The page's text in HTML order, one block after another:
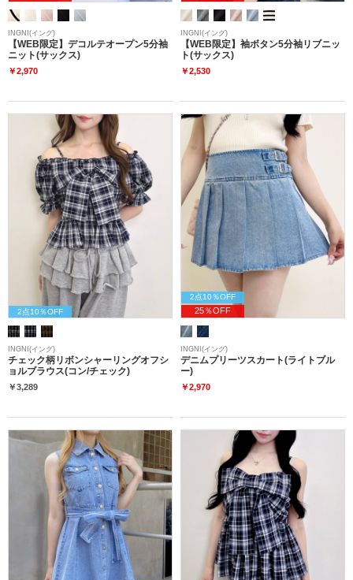
INGNI(イング)
【WEB限定】デコルテオープン5分袖
ニット(サックス)
￥2,970
INGNI(イング)
【WEB限定】袖ボタン5分袖リブニッ
ト(サックス)
￥2,530
2点10％OFF
INGNI(イング)
チェック柄リボンシャーリングオフシ
ョルブラウス(コン/チェック)
￥3,289
2点10％OFF
25％OFF
INGNI(イング)
デニムプリーツスカート(ライトブル
ー)
￥2,970